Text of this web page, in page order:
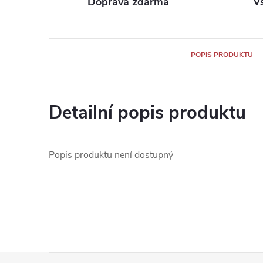
POPIS PRODUKTU
Detailní popis produktu
Popis produktu není dostupný